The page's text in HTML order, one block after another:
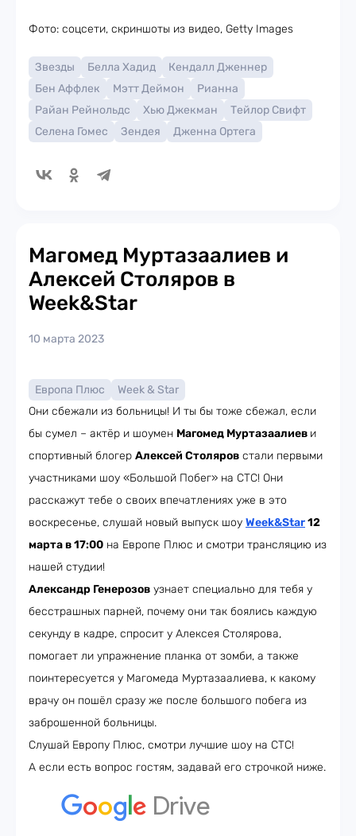
Фото: соцсети, скриншоты из видео, Getty Images
Звезды Белла Хадид
Кендалл Дженнер
Бен Аффлек
Мэтт Деймон
Рианна
Райан Рейнольдс
Хью Джекман
Тейлор Свифт
Селена Гомес
Зендея Дженна Ортега
Магомед Муртазаалиев и
Алексей Столяров в
Week&Star
10 марта 2023
Европа Плюс
Week & Star
Они сбежали из больницы! И ты бы тоже сбежал, если
бы сумел – актёр и шоумен Магомед Муртазаалиев и
спортивный блогер Алексей Столяров стали первыми
участниками шоу «Большой Побег» на СТС! Они
расскажут тебе о своих впечатлениях уже в это
воскресенье, слушай новый выпуск шоу Week&Star12
марта в 17:00 на Европе Плюс и смотри трансляцию из
нашей студии!
Александр Генерозов узнает специально для тебя у
бесстрашных парней, почему они так боялись каждую
секунду в кадре, спросит у Алексея Столярова,
помогает ли упражнение планка от зомби, а также
поинтересуется у Магомеда Муртазаалиева, к какому
врачу он пошёл сразу же после большого побега из
заброшенной больницы.
Слушай Европу Плюс, смотри лучшие шоу на СТС!
А если есть вопрос гостям, задавай его строчкой ниже.